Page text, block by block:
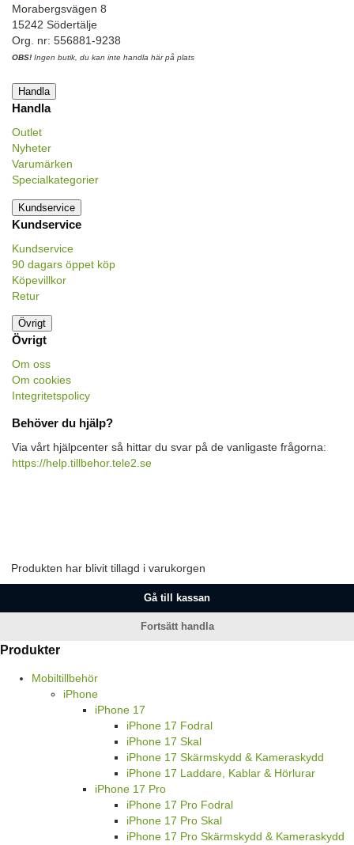
Morabergsvägen 8
15242 Södertälje
Org. nr: 556881-9238
OBS! Ingen butik, du kan inte handla här på plats
Handla
Handla
Outlet
Nyheter
Varumärken
Specialkategorier
Kundservice
Kundservice
Kundservice
90 dagars öppet köp
Köpevillkor
Retur
Övrigt
Övrigt
Om oss
Om cookies
Integritetspolicy
Behöver du hjälp?
Via vårt hjälpcenter så hittar du svar på de vanligaste frågorna:
https://help.tillbehor.tele2.se
Produkten har blivit tillagd i varukorgen
Gå till kassan
Fortsätt handla
Produkter
Mobiltillbehör
iPhone
iPhone 17
iPhone 17 Fodral
iPhone 17 Skal
iPhone 17 Skärmskydd & Kameraskydd
iPhone 17 Laddare, Kablar & Hörlurar
iPhone 17 Pro
iPhone 17 Pro Fodral
iPhone 17 Pro Skal
iPhone 17 Pro Skärmskydd & Kameraskydd